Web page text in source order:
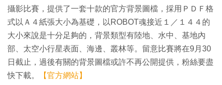
攝影比賽，提供了一套十款的官方背景圖檔，採用ＰＤＦ格
式以Ａ４紙張大小為基礎，以ROBOT魂接近１／１４４的
大小來說是十分足夠的，背景類型有陸地、水中、基地內
部、太空小行星表面、海邊、叢林等。留意比賽將在9月30
日截止，過後有關的背景圖檔或許不再公開提供，粉絲要盡
快下載。
【官方網站】